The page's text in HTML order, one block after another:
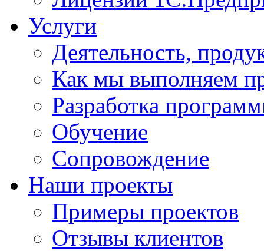
Услуги
Деятельность,
Как мы выполняем
Разработка
Обучение
Сопровождение
Наши проекты
Примеры проектов
Отзывы клиентов